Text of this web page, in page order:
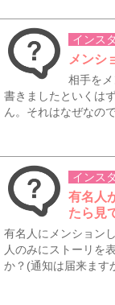
インス
メンシ
相手を
書きましたといくは
ん。それはなぜなの
インス
有名人
たら見
有名人にメンション
人のみにストーリを
か？(通知は届来ます